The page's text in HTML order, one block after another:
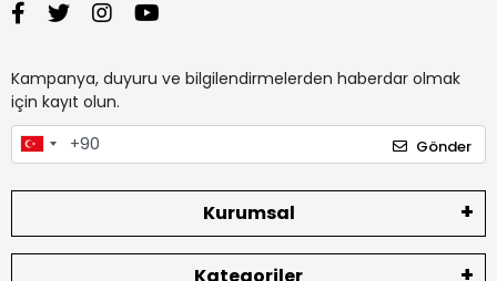
Kampanya, duyuru ve bilgilendirmelerden haberdar olmak
için kayıt olun.
Gönder
Kurumsal